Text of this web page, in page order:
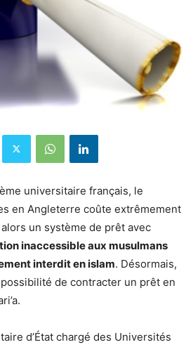
universitaire français, le
en Angleterre coûte extrêmement
un système de prêt avec
inaccessible aux musulmans
interdit en islam. Désormais,
de contracter un prêt en
d’État chargé des Universités